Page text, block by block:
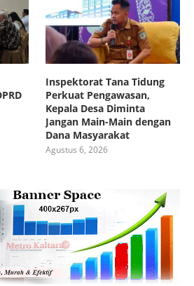
Inspektorat Tana Tidung
Perkuat Pengawasan,
Kepala Desa Diminta
Jangan Main-Main dengan
Dana Masyarakat
Agustus 6, 2026